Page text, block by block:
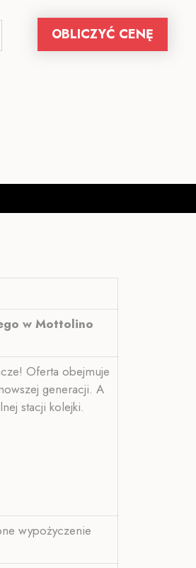
OBLICZYĆ CENĘ
w Mottolino
Oferta obejmuje
generacji. A
stacji kolejki.
wypożyczenie